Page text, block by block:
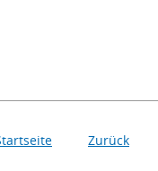
Zurück